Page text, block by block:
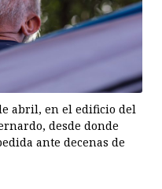
abril, en el edificio del
desde donde
ante decenas de